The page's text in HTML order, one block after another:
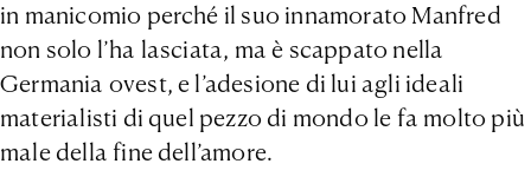
in manicomio perché il suo innamorato Manfred
non solo l’ha lasciata, ma è scappato nella
Germania ovest, e l’adesione di lui agli ideali
materialisti di quel pezzo di mondo le fa molto più
male della fine dell’amore.